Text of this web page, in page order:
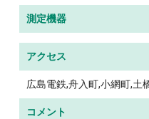
測定機器
アクセス
広島電鉄,舟入町,小網町,土
コメント